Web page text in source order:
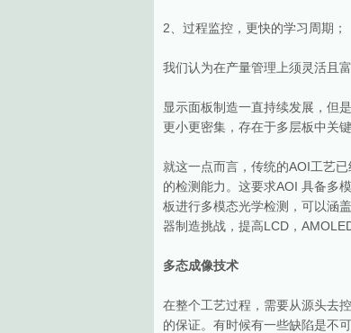
2、过程监控，更快的学习周期；
我们认为在产量管理上须灵活且
显示面板制造一直持续发展，但
更小更密集，存在于多层板中关
就这一点而言，传统的AOI工艺
的检测能力。这要求AOI 具备多
板进行多模态光学检测，可以涵
器制造挑战，提高LCD，
多态成像技术
在整个工艺过程，需要从源头去
的保证。有时候有一些缺陷是不